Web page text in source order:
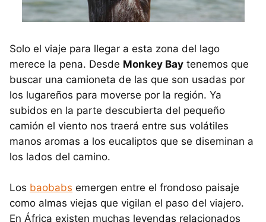
Solo el viaje para llegar a esta zona del lago
merece la pena. Desde Monkey Bay tenemos que
buscar una camioneta de las que son usadas por
los lugareños para moverse por la región. Ya
subidos en la parte descubierta del pequeño
camión el viento nos traerá entre sus volátiles
manos aromas a los eucaliptos que se diseminan a
los lados del camino.
Los baobabs emergen entre el frondoso paisaje
como almas viejas que vigilan el paso del viajero.
En África existen muchas leyendas relacionados